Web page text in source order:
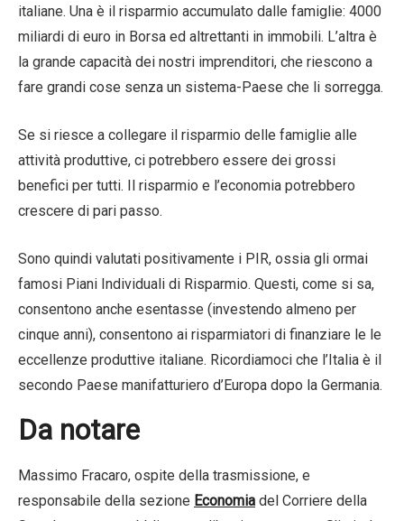
italiane. Una è il risparmio accumulato dalle famiglie: 4000
miliardi di euro in Borsa ed altrettanti in immobili. L’altra è
la grande capacità dei nostri imprenditori, che riescono a
fare grandi cose senza un sistema-Paese che li sorregga.
Se si riesce a collegare il risparmio delle famiglie alle
attività produttive, ci potrebbero essere dei grossi
benefici per tutti. Il risparmio e l’economia potrebbero
crescere di pari passo.
Sono quindi valutati positivamente i PIR, ossia gli ormai
famosi Piani Individuali di Risparmio. Questi, come si sa,
consentono anche esentasse (investendo almeno per
cinque anni), consentono ai risparmiatori di finanziare le le
eccellenze produttive italiane. Ricordiamoci che l’Italia è il
secondo Paese manifatturiero d’Europa dopo la Germania.
Da notare
Massimo Fracaro, ospite della trasmissione, e
responsabile della sezione Economia del Corriere della